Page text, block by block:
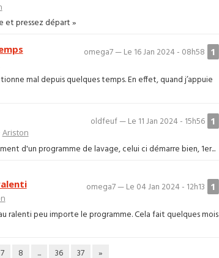
et pressez départ »
1
omega7 — Le 16 Jan 2024 - 08h58
mal depuis quelques temps. En effet, quand j’appuie
1
oldfeuf — Le 11 Jan 2024 - 15h56
Ariston
d'un programme de lavage, celui ci démarre bien, 1er...
1
omega7 — Le 04 Jan 2024 - 12h13
ralenti peu importe le programme. Cela fait quelques mois
7 8 ... 36 37 »